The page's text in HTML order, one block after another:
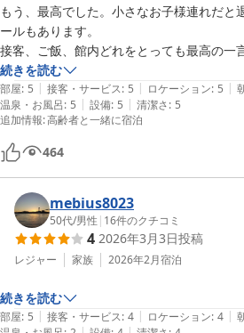
熊野牛のイチボのローストがかなり美味し
子供用の懐石もボリュームもあり、十分満
食事会場は全て個室で、畳のお部屋がある
す。
エレベーター内にも腰掛け用の椅子があり
した。
仲居さんたちのホスピタリティも良く、ア
寛ぐことができました。
唯一の改善点は、ラウンジのコーヒーの味
ネスカフェのバリスタがあるのですが、カ
は豊富なのですが、メインのコーヒーの味
足できませんでした。
ここらへんは個人の好みですので気にしな
もう、最高でした。小さなお子様連れだと
ールもあります。
接客、ご飯、館内どれをとっても最高の一
いご時世ですが、館内、外など至る所に喫
ない場所にあるのも肩身の狭い思いせず吸
で落ち着きがあり随所に丁寧に行き渡るデ
続きを読む
部屋: 5 | 接客・サービス: 5 | ロケーション: 5 |
温泉・お風呂: 5 | 設備: 5 | 清潔さ: 5
追加情報:高齢者と一緒に宿泊
464
mebius8023
50代/男性 | 16件のクチコミ
4 2026年3月3日投稿
レジャー 家族 2026年2月宿泊
続きを読む
部屋: 5 | 接客・サービス: 4 | ロケーション: 4 |